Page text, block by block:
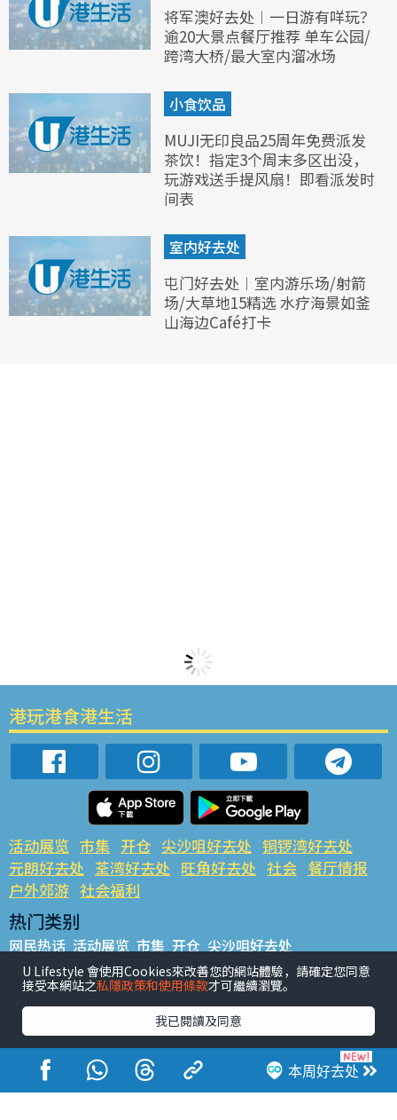
将军澳好去处︱一日游有咩玩？
逾20大景点餐厅推荐 单车公园/
跨湾大桥/最大室内溜冰场
小食饮品
MUJI无印良品25周年免费派发
茶饮！指定3个周末多区出没，
玩游戏送手提风扇！即看派发时
间表
室内好去处
屯门好去处︱室内游乐场/射箭
场/大草地15精选 水疗海景如釜
山海边Café打卡
本周好去处
港玩港食港生活
活动展览 市集 开仓 尖沙咀好去处 铜锣湾好去处
元朗好去处 荃湾好去处 旺角好去处 社会 餐厅情报
户外郊游 社会福利
热门类别
网民热话 活动展览 市集 开仓 尖沙咀好去处
铜锣湾好去处 元朗好去处 荃湾好去处 旺角好去处 社会
餐厅情报 户外郊游
热门标签
#UGO揾好去处 #人气活动推介 #美食社群热话
#亲子玩乐好去处
#ULifestyle应用程式
#限时抢
#UJetso礼物放送
#ULifestyle商户中心 #著数 #网络热话
U Lifestyle 會使用Cookies來改善您的網站體驗，請確定您同意
接受本網站之私隱政策和使用條款才可繼續瀏覽。
我已閱讀及同意